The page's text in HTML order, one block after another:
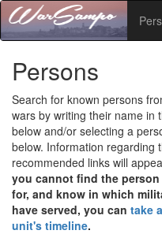
Persons
Search for known persons
wars by writing their name in
below and/or selecting a
below. Information regarding
recommended links will
you cannot find the
for, and know in which
have served, you can take
unit's timeline.